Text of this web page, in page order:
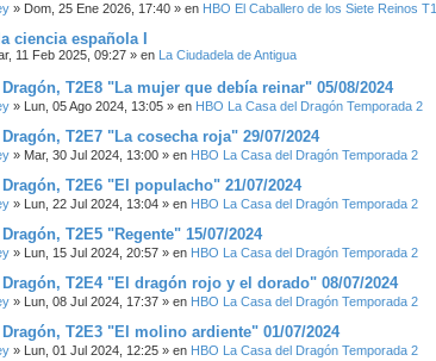
» Dom, 25 Ene 2026, 17:40 » en HBO El Caballero de los Siete Reinos T1
ciencia española I
11 Feb 2025, 09:27 » en La Ciudadela de Antigua
Dragón, T2E8 "La mujer que debía reinar" 05/08/2024
» Lun, 05 Ago 2024, 13:05 » en HBO La Casa del Dragón Temporada 2
T2E7 "La cosecha roja" 29/07/2024
» Mar, 30 Jul 2024, 13:00 » en HBO La Casa del Dragón Temporada 2
Dragón, T2E6 "El populacho" 21/07/2024
» Lun, 22 Jul 2024, 13:04 » en HBO La Casa del Dragón Temporada 2
T2E5 "Regente" 15/07/2024
» Lun, 15 Jul 2024, 20:57 » en HBO La Casa del Dragón Temporada 2
Dragón, T2E4 "El dragón rojo y el dorado" 08/07/2024
» Lun, 08 Jul 2024, 17:37 » en HBO La Casa del Dragón Temporada 2
Dragón, T2E3 "El molino ardiente" 01/07/2024
» Lun, 01 Jul 2024, 12:25 » en HBO La Casa del Dragón Temporada 2